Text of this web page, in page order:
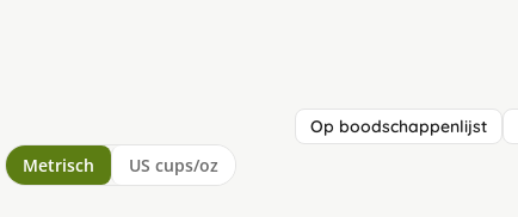
Op boodschappenlijst
Metrisch US cups/oz